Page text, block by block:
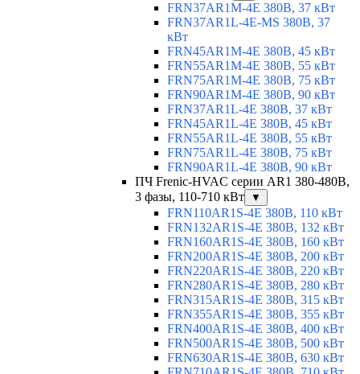
FRN37AR1M-4E 380В, 37 кВт
FRN37AR1L-4E-MS 380В, 37
кВт
FRN45AR1M-4E 380В, 45 кВт
FRN55AR1M-4E 380В, 55 кВт
FRN75AR1M-4E 380В, 75 кВт
FRN90AR1M-4E 380В, 90 кВт
FRN37AR1L-4E 380В, 37 кВт
FRN45AR1L-4E 380В, 45 кВт
FRN55AR1L-4E 380В, 55 кВт
FRN75AR1L-4E 380В, 75 кВт
FRN90AR1L-4E 380В, 90 кВт
ПЧ Frenic-HVAC серии AR1 380-480В,
3 фазы, 110-710 кВт
▼
FRN110AR1S-4E 380В, 110 кВт
FRN132AR1S-4E 380В, 132 кВт
FRN160AR1S-4E 380В, 160 кВт
FRN200AR1S-4E 380В, 200 кВт
FRN220AR1S-4E 380В, 220 кВт
FRN280AR1S-4E 380В, 280 кВт
FRN315AR1S-4E 380В, 315 кВт
FRN355AR1S-4E 380В, 355 кВт
FRN400AR1S-4E 380В, 400 кВт
FRN500AR1S-4E 380В, 500 кВт
FRN630AR1S-4E 380В, 630 кВт